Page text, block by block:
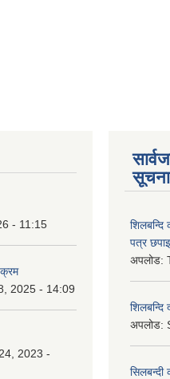
- 11:15
2025 - 14:09
2023 -
सूचना
शिलबन्दि
पत्र
अपलोड:
शिलबन्दि
अपलोड:
सिलबन्दी